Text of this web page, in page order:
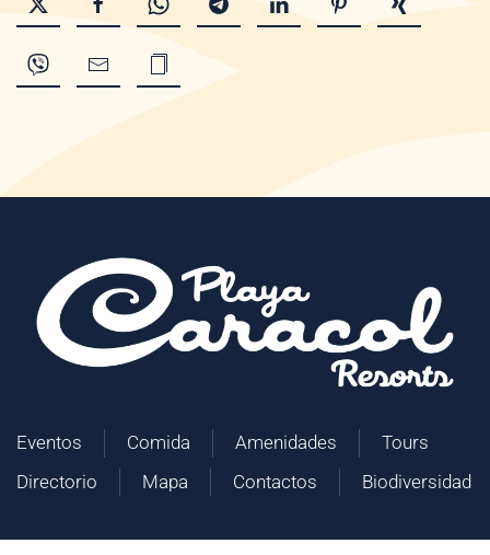
Eventos Comida Amenidades
Tours
Directorio
Mapa Contactos Biodiversidad